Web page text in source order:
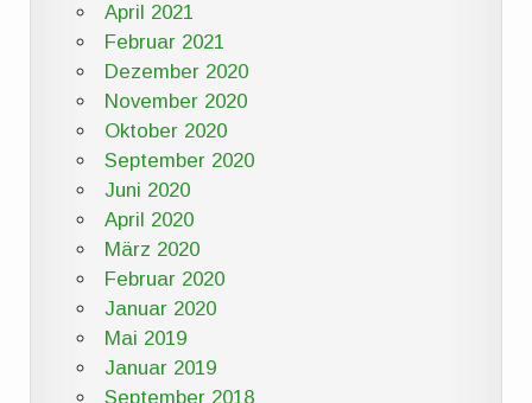
April 2021
Februar 2021
Dezember 2020
November 2020
Oktober 2020
September 2020
Juni 2020
April 2020
März 2020
Februar 2020
Januar 2020
Mai 2019
Januar 2019
September 2018